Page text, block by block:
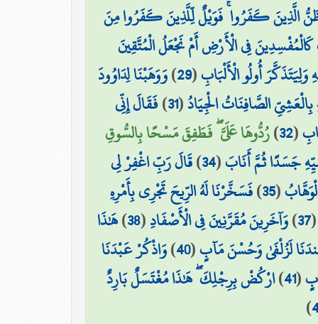
الَّذِينَ كَفَرُوا ۚ فَوَيْلٌ لِّلَّذِينَ كَفَرُوا مِنَ
فِي الْأَرْضِ أَمْ نَجْعَلُ الْمُتَّقِينَ
وَلِيَتَذَكَّرَ أُولُو الْأَلْبَابِ(
29
)وَوَهَبْنَا لِدَاوُودَ
الصَّافِنَاتُ الْجِيَادُ(
31
)فَقَالَ إِنِّي
(
32
)رُدُّوهَا عَلَيَّ ۖ فَطَفِقَ مَسْحًا بِالسُّوقِ
جَسَدًا ثُمَّ أَنَابَ(
34
)قَالَ رَبِّ اغْفِرْ لِي
(
35
)فَسَخَّرْنَا لَهُ الرِّيحَ تَجْرِي بِأَمْرِهِ
37
)وَآخَرِينَ مُقَرَّنِينَ فِي الْأَصْفَادِ(
38
)هَٰذَا
لَزُلْفَىٰ وَحُسْنَ مَآبٍ(
40
)وَاذْكُرْ عَبْدَنَا
(
41
)ارْكُضْ بِرِجْلِكَ ۖ هَٰذَا مُغْتَسَلٌ بَارِدٌ
)